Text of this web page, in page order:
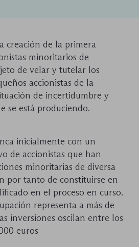
creación de la primera
minoritarios de
de velar y tutelar los
accionistas de la
de incertidumbre y
se está produciendo.
inicialmente con un
de accionistas que han
minoritarias de diversa
por tanto de constituirse en
en el proceso en curso.
representa a más de
inversiones oscilan entre los
euros